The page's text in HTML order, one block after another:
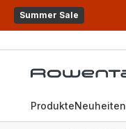
Summer Sale
ProdukteNeuheiten